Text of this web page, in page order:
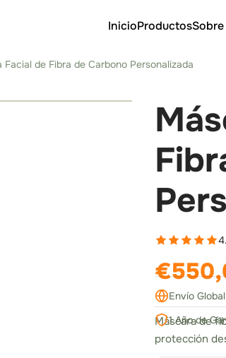
InicioProductos
de Fibra de Carbono Personalizada
›
Máscara de
protección
Envío Global
1 Año de